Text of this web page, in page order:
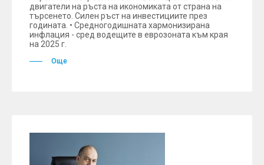
двигатели на ръста на икономиката от страна на
търсенето. Силен ръст на инвестициите през
годината. • Средногодишната хармонизирана
инфлация - сред водещите в еврозоната към края
на 2025 г.
Още